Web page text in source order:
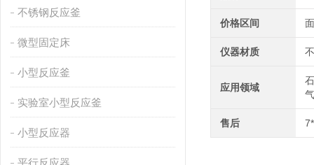
不锈钢反应釜
微型固定床
小型反应釜
实验室小型反应釜
小型反应器
平行反应器
价格区间
仪器材质
应用领域
售后